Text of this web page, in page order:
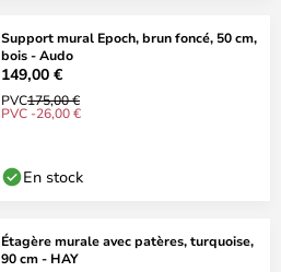
Support mural Epoch, brun foncé, 50 cm,
bois - Audo
149,00 €
PVC175,00 €
PVC -26,00 €
En stock
Étagère murale avec patères, turquoise,
90 cm - HAY